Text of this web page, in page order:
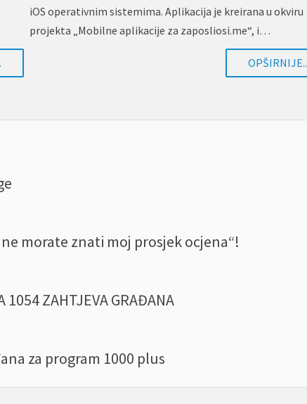
iOS operativnim sistemima. Aplikacija je kreirana u okviru
projekta „Mobilne aplikacije za zaposliosi.me“, i…
OPŠIRNIJE..
morate znati moj prosjek ocjena“!
ZAHTJEVA GRAĐANA
za program 1000 plus